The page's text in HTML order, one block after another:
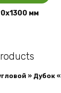
мм
» Дубок «